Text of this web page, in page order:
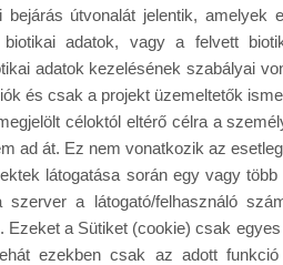
bejárás útvonalát jelentik,
biotikai adatok, vagy a felvett
adatok kezelésének szabályai
és csak a projekt üzemeltetők
céloktól eltérő célra a
ad át. Ez nem vonatkozik az
látogatása során egy vagy
a látogató/felhasználó
Ezeket a Sütiket (cookie) csak
ezekben csak az adott